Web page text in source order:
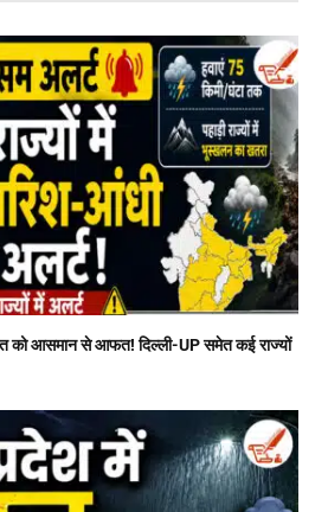
आसमान से आफत! दिल्ली-UP समेत कई राज्यों